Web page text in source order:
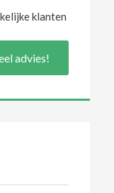
klanten
advies!